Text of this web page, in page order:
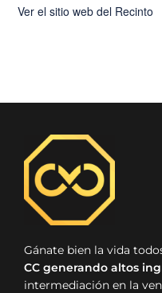
Ver el sitio web del Recinto
Gánate bien la vida
CC generando altos
intermediación en la